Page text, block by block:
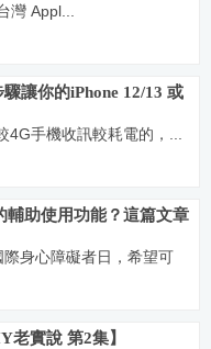
灣 Appl...
讓你的iPhone 12/13 或
手機收訊較耗電的，...
輔助使用功能？這篇文章
身心障礙者日，希望可
老實說 第2集】